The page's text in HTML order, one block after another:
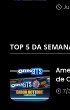
TOP 5 DA
de
7/